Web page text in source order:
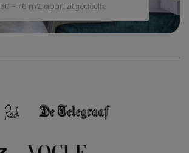
60 - 76 m2, apart zitgedeelte